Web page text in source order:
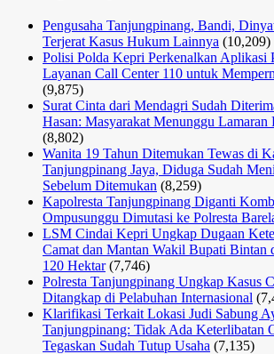
Pengusaha Tanjungpinang, Bandi,
Terjerat Kasus Hukum Lainnya (10,209)
Polisi Polda Kepri Perkenalkan Aplikasi
Layanan Call Center 110 untuk
(9,875)
Surat Cinta dari Mendagri Sudah
Hasan: Masyarakat Menunggu Lamaran
(8,802)
Wanita 19 Tahun Ditemukan Tewas di
Tanjungpinang Jaya, Diduga Sudah
Sebelum Ditemukan (8,259)
Kapolresta Tanjungpinang Diganti
Ompusunggu Dimutasi ke Polresta
LSM Cindai Kepri Ungkap Dugaan
Camat dan Mantan Wakil Bupati Bintan
120 Hektar (7,746)
Polresta Tanjungpinang Ungkap Kasus
Ditangkap di Pelabuhan Internasional
Klarifikasi Terkait Lokasi Judi Sabung
Tanjungpinang: Tidak Ada Keterlibatan
Tegaskan Sudah Tutup Usaha (7,135)